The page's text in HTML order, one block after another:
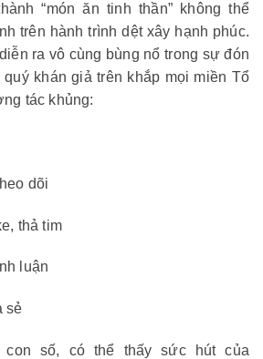
“món ăn tinh thần” không thể
trên hành trình dệt xây hạnh phúc.
ra vô cùng bùng nổ trong sự đón
khán giả trên khắp mọi miền Tổ
tác khủng:
dõi
thả tim
luận
sẻ
con số, có thể thấy sức hút của